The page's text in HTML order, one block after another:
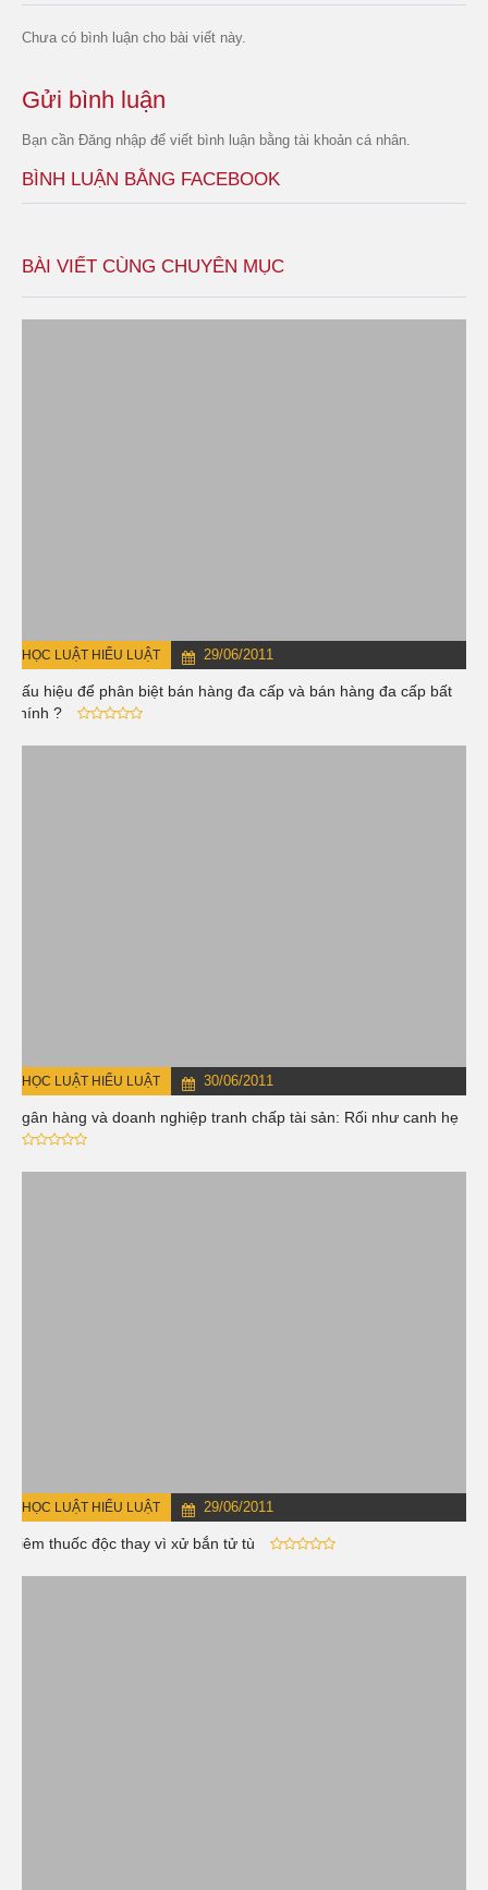
Chưa có bình luận cho bài viết này.
Gửi bình luận
Bạn cần Đăng nhập để viết bình luận bằng tài khoản cá nhân.
BÌNH LUẬN BẰNG FACEBOOK
BÀI VIẾT CÙNG CHUYÊN MỤC
HỌC LUẬT HIỂU LUẬT 29/06/2011
Dấu hiệu để phân biệt bán hàng đa cấp và bán hàng đa cấp bất
chính ?
HỌC LUẬT HIỂU LUẬT 30/06/2011
Ngân hàng và doanh nghiệp tranh chấp tài sản: Rối như canh hẹ
HỌC LUẬT HIỂU LUẬT 29/06/2011
Tiêm thuốc độc thay vì xử bắn tử tù